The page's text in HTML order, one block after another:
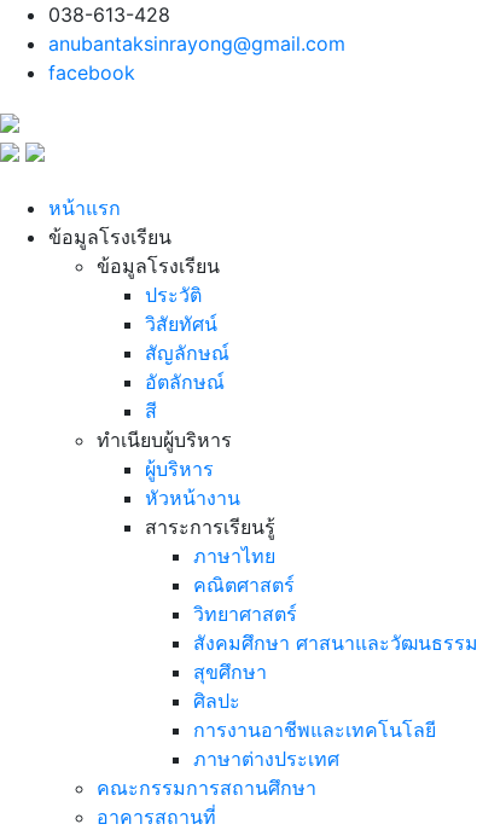
038-613-428
anubantaksinrayong@gmail.com
facebook
หน้าแรก
ข้อมูลโรงเรียน
ข้อมูลโรงเรียน
ประวัติ
วิสัยทัศน์
สัญลักษณ์
อัตลักษณ์
สี
ทำเนียบผู้บริหาร
ผู้บริหาร
หัวหน้างาน
สาระการเรียนรู้
ภาษาไทย
คณิตศาสตร์
วิทยาศาสตร์
สังคมศึกษา ศาสนาและวัฒนธรรม
สุขศึกษา
ศิลปะ
การงานอาชีพและเทคโนโลยี
ภาษาต่างประเทศ
คณะกรรมการสถานศึกษา
อาคารสถานที่